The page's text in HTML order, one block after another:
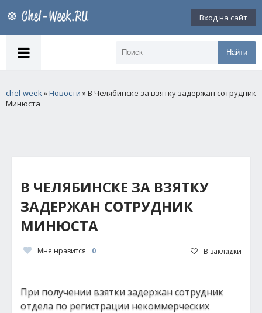
Вход на сайт
Найти
chel-week»Новости » В Челябинске за взятку задержан сотрудник
Минюста
В ЧЕЛЯБИНСКЕ ЗА ВЗЯТКУ
ЗАДЕРЖАН СОТРУДНИК
МИНЮСТА
Мне нравится 0 В закладки
При получении взятки задержан сотрудник
отдела по регистрации некоммерческих